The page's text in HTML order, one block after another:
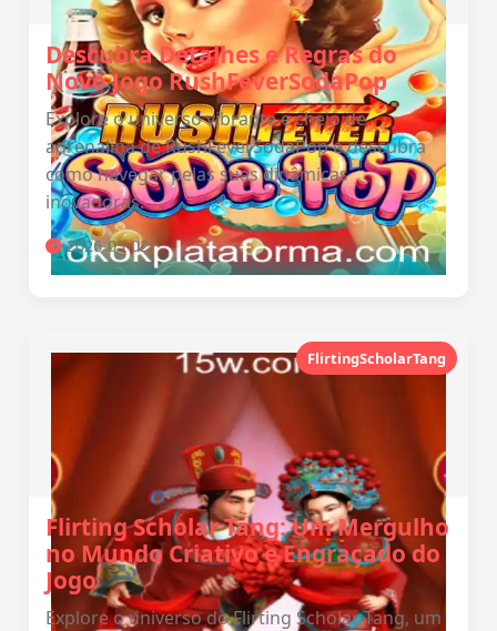
Descubra Detalhes e Regras do
Novo Jogo RushFeverSodaPop
Explore o universo vibrante e cheio de
adrenalina de RushFeverSodaPop e descubra
como navegar pelas suas dinâmicas
inovadoras.
2026-03-02
FlirtingScholarTang
Flirting Scholar Tang: Um Mergulho
no Mundo Criativo e Engraçado do
Jogo
Explore o universo do Flirting Scholar Tang, um